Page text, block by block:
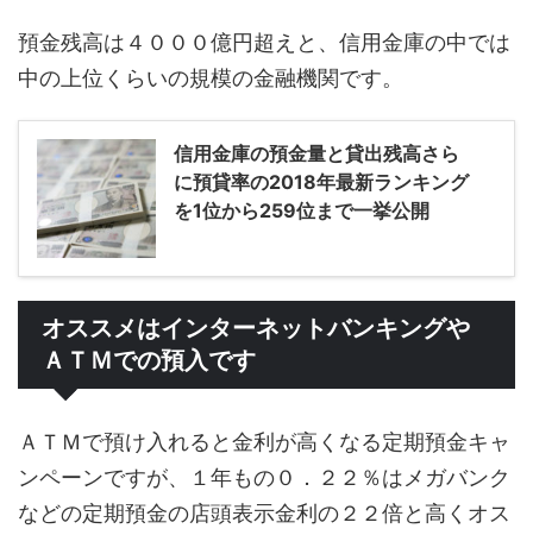
預金残高は４０００億円超えと、信用金庫の中では
中の上位くらいの規模の金融機関です。
信用金庫の預金量と貸出残高さら
に預貸率の2018年最新ランキング
を1位から259位まで一挙公開
オススメはインターネットバンキングや
ＡＴＭでの預入です
ＡＴＭで預け入れると金利が高くなる定期預金キャ
ンペーンですが、１年もの０．２２％はメガバンク
などの定期預金の店頭表示金利の２２倍と高くオス